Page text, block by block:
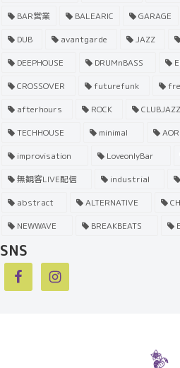
BAR営業
BALEARIC GARAGE
DUB
avantgarde JAZZ
DEEPHOUSE
DRUMnBASS
CROSSOVER
futurefunk
afterhours
ROCK CLUBJAZZ
TECHHOUSE
minimal AOR
improvisation
LoveonlyBar
無観客LIVE配信
industrial
abstract
ALTERNATIVE
NEWWAVE
BREAKBEATS
SNS